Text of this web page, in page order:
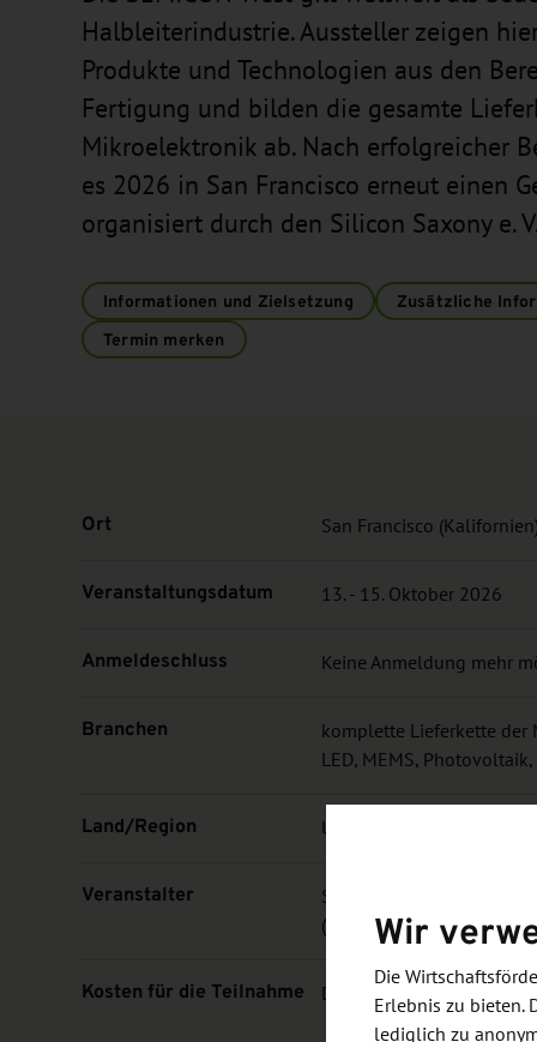
Halbleiterindustrie. Aussteller zeigen
Produkte und Technologien aus den
Fertigung und bilden die gesamte
Mikroelektronik ab. Nach erfolgreicher
es 2026 in San Francisco erneut einen
organisiert durch den Silicon Saxony e.
Informationen und Zielsetzung
Zusätzliche
Termin merken
Ort San Francisco (Kalifornien)
Veranstaltungsdatum 13. - 15. Oktober 2026
Anmeldeschluss Keine Anmeldung mehr
Branchen
komplette Lieferkette der
LED, MEMS,
Land/Region USA
Veranstalter
Silicon Saxony e. V. im
(BMWE)
Kosten für die Teilnahme Die Kosten entnehmen
Wir
Die
Erlebnis zu bieten.
lediglich zu